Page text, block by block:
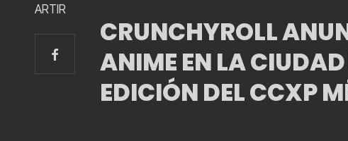
ARTIR
CRUNCHYROLL
ANIME EN LA
EDICIÓN DEL CCXP